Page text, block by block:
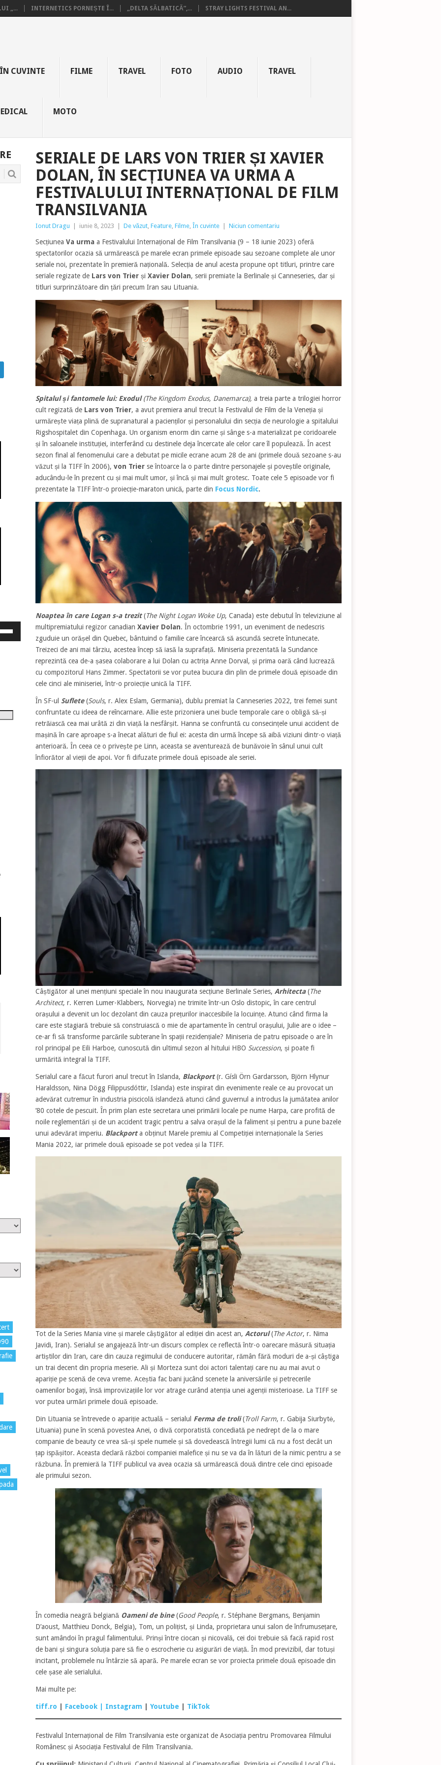
„... INTERNETICS PORNEȘTE Î... „DELTA SĂLBATICĂ”,... STRAY LIGHTS FESTIVAL AN...
ÎN CUVINTE FILME TRAVEL FOTO AUDIO TRAVEL
MOTO
SERIALE DE LARS VON TRIER ȘI XAVIER
DOLAN, ÎN SECȚIUNEA VA URMA A
FESTIVALULUI INTERNAȚIONAL DE FILM
TRANSILVANIA
Ionut Dragu iunie 8, 2023 De văzut, Feature, Filme, În cuvinte Niciun comentariu
Secțiunea Va urma a Festivalului Internațional de Film Transilvania (9 – 18 iunie 2023) oferă
spectatorilor ocazia să urmărească pe marele ecran primele episoade sau sezoane complete ale unor
seriale noi, prezentate în premieră națională. Selecția de anul acesta propune opt titluri, printre care
seriale regizate de Lars von Trierși Xavier Dolan, serii premiate la Berlinale și Canneseries, dar și
titluri surprinzătoare din țări precum Iran sau Lituania.
Spitalul și fantomele lui: Exodul(The Kingdom Exodus, Danemarca), a treia parte a trilogiei horror
cult regizată de Lars von Trier, a avut premiera anul trecut la Festivalul de Film de la Veneția și
urmărește viața plină de supranatural a pacienților și personalului din secția de neurologie a spitalului
Rigshospitalet din Copenhaga. Un organism enorm din carne și sânge s-a materializat pe coridoarele
și în saloanele instituției, interferând cu destinele deja încercate ale celor care îl populează. În acest
sezon final al fenomenului care a debutat pe micile ecrane acum 28 de ani (primele două sezoane s-au
văzut și la TIFF în 2006), von Trierse întoarce la o parte dintre personajele și poveștile originale,
aducându-le în prezent cu și mai mult umor, și încă și mai mult grotesc. Toate cele 5 episoade vor fi
prezentate la TIFF într-o proiecție-maraton unică, parte din Focus Nordic.
Noaptea în care Logan s-a trezit(The Night Logan Woke Up, Canada) este debutul în televiziune al
multipremiatului regizor canadian Xavier Dolan. În octombrie 1991, un eveniment de nedescris
zguduie un orășel din Quebec, bântuind o familie care încearcă să ascundă secrete întunecate.
Treizeci de ani mai târziu, acestea încep să iasă la suprafață. Miniseria prezentată la Sundance
reprezintă cea de-a șasea colaborare a lui Dolan cu actrița Anne Dorval, și prima oară când lucrează
cu compozitorul Hans Zimmer. Spectatorii se vor putea bucura din plin de primele două episoade din
cele cinci ale miniseriei, într-o proiecție unică la TIFF.
În SF-ul Suflete(Souls, r. Alex Eslam, Germania), dublu premiat la Canneseries 2022, trei femei sunt
confruntate cu ideea de reîncarnare. Allie este prizoniera unei bucle temporale care o obligă să-și
retrăiască cea mai urâtă zi din viață la nesfârșit. Hanna se confruntă cu consecințele unui accident de
mașină în care aproape s-a înecat alături de fiul ei: acesta din urmă începe să aibă viziuni dintr-o viață
anterioară. În ceea ce o privește pe Linn, aceasta se aventurează de bunăvoie în sânul unui cult
înfiorător al vieții de apoi. Vor fi difuzate primele două episoade ale seriei.
Câștigător al unei mențiuni speciale în nou inaugurata secțiune Berlinale Series, Arhitecta(The
Architect, r. Kerren Lumer-Klabbers, Norvegia) ne trimite într-un Oslo distopic, în care centrul
orașului a devenit un loc dezolant din cauza prețurilor inaccesibile la locuințe. Atunci când firma la
care este stagiară trebuie să construiască o mie de apartamente în centrul orașului, Julie are o idee –
ce-ar fi să transforme parcările subterane în spații rezidențiale? Miniseria de patru episoade o are în
rol principal pe Eili Harboe, cunoscută din ultimul sezon al hitului HBO Succession, și poate fi
urmărită integral la TIFF.
Serialul care a făcut furori anul trecut în Islanda, Blackport(r. Gísli Örn Gardarsson, Björn Hlynur
Haraldsson, Nina Dögg Filippusdóttir, Islanda) este inspirat din evenimente reale ce au provocat un
adevărat cutremur în industria piscicolă islandeză atunci când guvernul a introdus la jumătatea anilor
’80 cotele de pescuit. În prim plan este secretara unei primării locale pe nume Harpa, care profită de
noile reglementări și de un accident tragic pentru a salva orașul de la faliment și pentru a pune bazele
unui adevărat imperiu. Blackporta obținut Marele premiu al Competiției internaționale la Series
Mania 2022, iar primele două episoade se pot vedea și la TIFF.
Tot de la Series Mania vine și marele câștigător al ediției din acest an, Actorul(The Actor, r. Nima
Javidi, Iran). Serialul se angajează într-un discurs complex ce reflectă într-o oarecare măsură situația
artiștilor din Iran, care din cauza regimului de conducere autoritar, rămân fără moduri de a-și câștiga
un trai decent din propria meserie. Ali și Morteza sunt doi actori talentați care nu au mai avut o
apariție pe scenă de ceva vreme. Aceștia fac bani jucând scenete la aniversările și petrecerile
oamenilor bogați, însă improvizațiile lor vor atrage curând atenția unei agenții misterioase. La TIFF se
vor putea urmări primele două episoade.
Din Lituania se întrevede o apariție actuală – serialul Ferma de troli(Troll Farm, r. Gabija Siurbytė,
Lituania) pune în scenă povestea Anei, o divă corporatistă concediată pe nedrept de la o mare
companie de beauty ce vrea să-și spele numele și să dovedească întregii lumi că nu a fost decât un
țap ispășitor. Aceasta declară război companiei malefice și nu se va da în lături de la nimic pentru a se
răzbuna. În premieră la TIFF publicul va avea ocazia să urmărească două dintre cele cinci episoade
ale primului sezon.
În comedia neagră belgiană Oameni de bine(Good People, r. Stéphane Bergmans, Benjamin
D’aoust, Matthieu Donck, Belgia), Tom, un polițist, și Linda, proprietara unui salon de înfrumusețare,
sunt amândoi în pragul falimentului. Prinși între ciocan și nicovală, cei doi trebuie să facă rapid rost
de bani și singura soluția pare să fie o escrocherie cu asigurări de viață. În mod previzibil, dar totuși
incitant, problemele nu întârzie să apară. Pe marele ecran se vor proiecta primele două episoade din
cele șase ale serialului.
Mai multe pe:
tiff.ro | Facebook | Instagram | Youtube | TikTok
Festivalul Internațional de Film Transilvania este organizat de Asociația pentru Promovarea Filmului
Românesc și Asociația Festivalul de Film Transilvania.